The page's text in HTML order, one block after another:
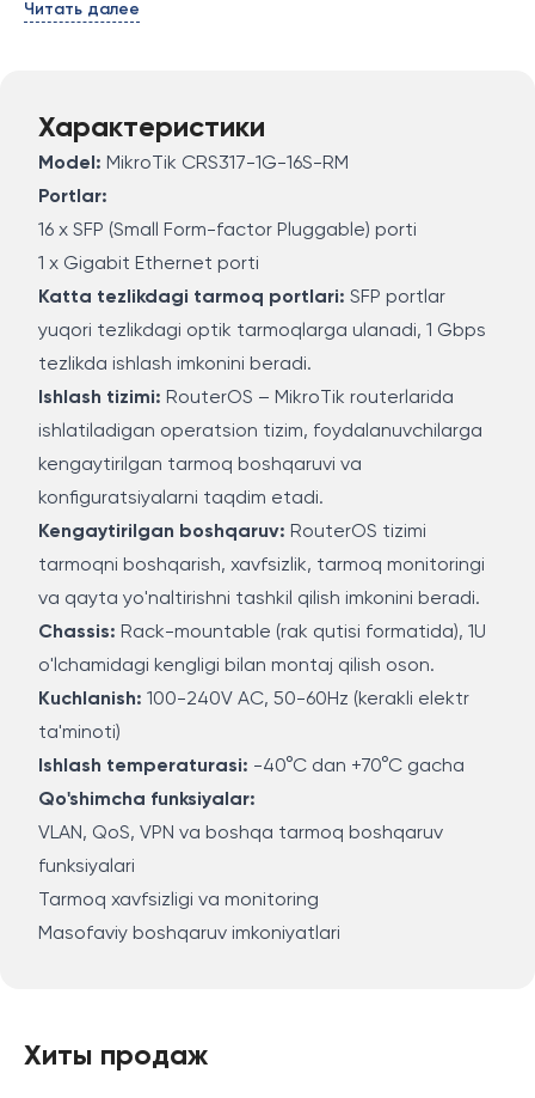
porti bilan jihozlangan, bu esa uni katta miqdordagi
infrastrukturasini tashkil etishda, shuningdek, ma'lumot
markazlarida va tarmoq boshqaruvida ishlatilishi
Читать далее
Характеристики
Model: MikroTik CRS317-1G-16S-RM
Portlar:
16 x SFP (Small Form-factor Pluggable) porti
1 x Gigabit Ethernet porti
Katta tezlikdagi tarmoq portlari: SFP portlar
yuqori tezlikdagi optik tarmoqlarga ulanadi, 1 Gbps
tezlikda ishlash imkonini beradi.
Ishlash tizimi: RouterOS – MikroTik routerlarida
ishlatiladigan operatsion tizim, foydalanuvchilarga
kengaytirilgan tarmoq boshqaruvi va
konfiguratsiyalarni taqdim etadi.
Kengaytirilgan boshqaruv: RouterOS tizimi
tarmoqni boshqarish, xavfsizlik, tarmoq monitoringi
va qayta yo'naltirishni tashkil qilish imkonini beradi.
Chassis: Rack-mountable (rak qutisi formatida), 1U
o'lchamidagi kengligi bilan montaj qilish oson.
Kuchlanish: 100-240V AC, 50-60Hz (kerakli elektr
ta'minoti)
Ishlash temperaturasi: -40°C dan +70°C gacha
Qo'shimcha funksiyalar:
VLAN, QoS, VPN va boshqa tarmoq boshqaruv
funksiyalari
Tarmoq xavfsizligi va monitoring
Masofaviy boshqaruv imkoniyatlari
Хиты продаж